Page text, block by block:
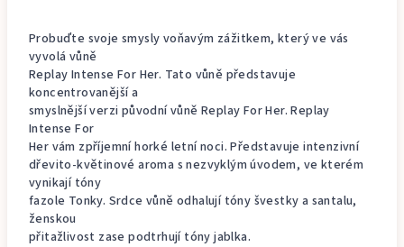
Probuďte svoje smysly voňavým zážitkem, který ve vás
vyvolá vůně
Replay Intense For Her. Tato vůně představuje
koncentrovanější a
smyslnější verzi původní vůně Replay For Her. Replay
Intense For
Her vám zpříjemní horké letní noci. Představuje intenzivní
dřevito-květinové aroma s nezvyklým úvodem, ve kterém
vynikají tóny
fazole Tonky. Srdce vůně odhalují tóny švestky a santalu,
ženskou
přitažlivost zase podtrhují tóny jablka.